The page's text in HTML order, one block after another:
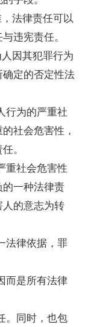
法律责任可以
违宪责任。
因其犯罪行为
定的否定性法
为的严重社
社会危害性，
。
社会危害性
一种法律责
的意志为转
律依据，罪
是所有法律
同时，也包